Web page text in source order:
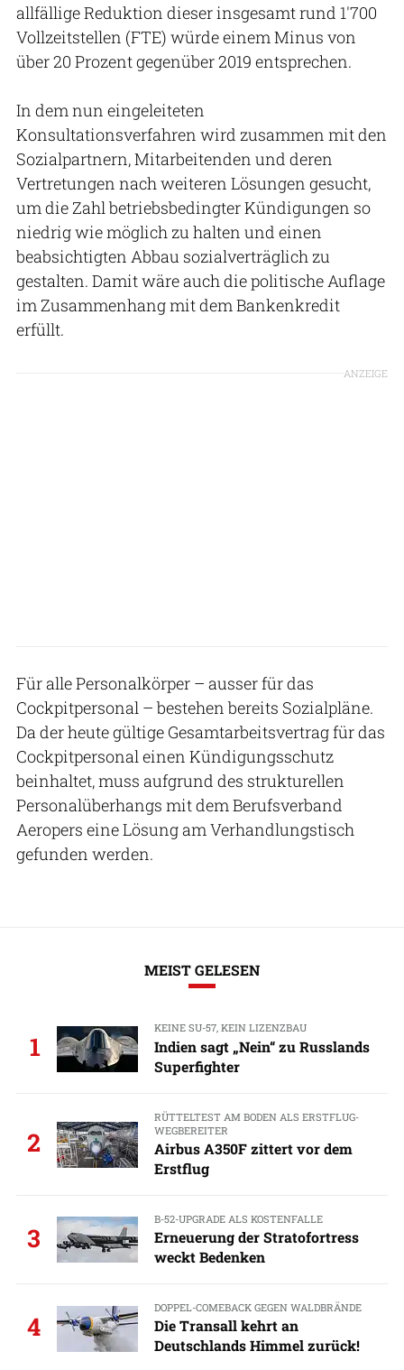
allfällige Reduktion dieser insgesamt rund 1'700
Vollzeitstellen (FTE) würde einem Minus von
über 20 Prozent gegenüber 2019 entsprechen.
In dem nun eingeleiteten
Konsultationsverfahren wird zusammen mit den
Sozialpartnern, Mitarbeitenden und deren
Vertretungen nach weiteren Lösungen gesucht,
um die Zahl betriebsbedingter Kündigungen so
niedrig wie möglich zu halten und einen
beabsichtigten Abbau sozialverträglich zu
gestalten. Damit wäre auch die politische Auflage
im Zusammenhang mit dem Bankenkredit
erfüllt.
ANZEIGE
Für alle Personalkörper – ausser für das
Cockpitpersonal – bestehen bereits Sozialpläne.
Da der heute gültige Gesamtarbeitsvertrag für das
Cockpitpersonal einen Kündigungsschutz
beinhaltet, muss aufgrund des strukturellen
Personalüberhangs mit dem Berufsverband
Aeropers eine Lösung am Verhandlungstisch
gefunden werden.
MEIST GELESEN
1
KEINE SU-57, KEIN LIZENZBAU
Indien sagt „Nein“ zu Russlands
Superfighter
2
RÜTTELTEST AM BODEN ALS ERSTFLUG-
WEGBEREITER
Airbus A350F zittert vor dem
Erstflug
3
B-52-UPGRADE ALS KOSTENFALLE
Erneuerung der Stratofortress
weckt Bedenken
4
DOPPEL-COMEBACK GEGEN WALDBRÄNDE
Die Transall kehrt an
Deutschlands Himmel zurück!